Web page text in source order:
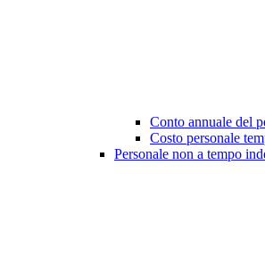
Conto annuale del
Costo personale
Personale non a tempo